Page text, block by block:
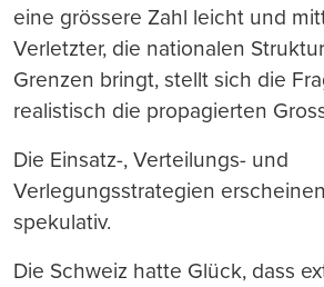
eine grössere Zahl leicht und
Verletzter, die nationalen
Grenzen bringt, stellt sich die
realistisch die propagierten
Die Einsatz-, Verteilungs- und
Verlegungsstrategien
spekulativ.
Die Schweiz hatte Glück, dass